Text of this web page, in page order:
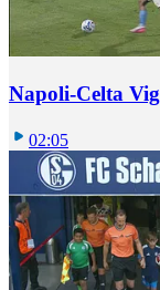
Napoli-Celta
02:05